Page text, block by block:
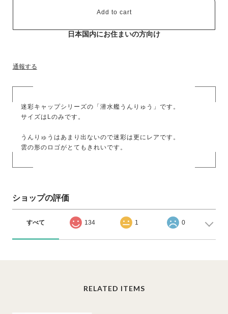
Add to cart
日本国内にお住まいの方向け
通報する
迷彩キャップシリーズの「潜水艦うんりゅう」です。
サイズはLのみです。
うんりゅうはあまり出ないので迷彩は更にレアです。
雲の形のロゴがとてもきれいです。
ショップの評価
すべて 134 1 0
RELATED ITEMS